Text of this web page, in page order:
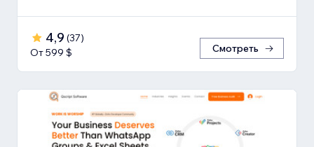
4,9 (37)
От 599 $
Смотреть